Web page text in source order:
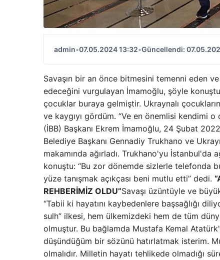
admin•07.05.2024 13:32•Güncellendi:
Savaşın bir an önce bitmesini temenni eden
edeceğini vurgulayan İmamoğlu, şöyle
çocuklar buraya gelmiştir. Ukraynalı
ve kaygıyı gördüm. “Ve en önemlisi kendimi
(İBB) Başkanı Ekrem İmamoğlu, 24 Şubat
Belediye Başkanı Gennadiy Trukhano ve
makamında ağırladı. Trukhano'yu
konuştu: “Bu zor dönemde sizlerle telefonda
yüze tanışmak açıkçası beni mutlu etti” dedi.
REHBERİMİZ OLDU”Savaşı üzüntüyle ve
“Tabii ki hayatını kaybedenlere başsağlığı
sulh” ilkesi, hem ülkemizdeki hem de tüm
olmuştur. Bu bağlamda Mustafa Kemal
düşündüğüm bir sözünü hatırlatmak isterim.
olmalıdır. Milletin hayatı tehlikede olmadığı